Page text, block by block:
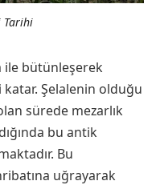
Tarihi
ile bütünleşerek
katar. Şelalenin olduğu
sürede mezarlık
bu antik
Bu
uğrayarak